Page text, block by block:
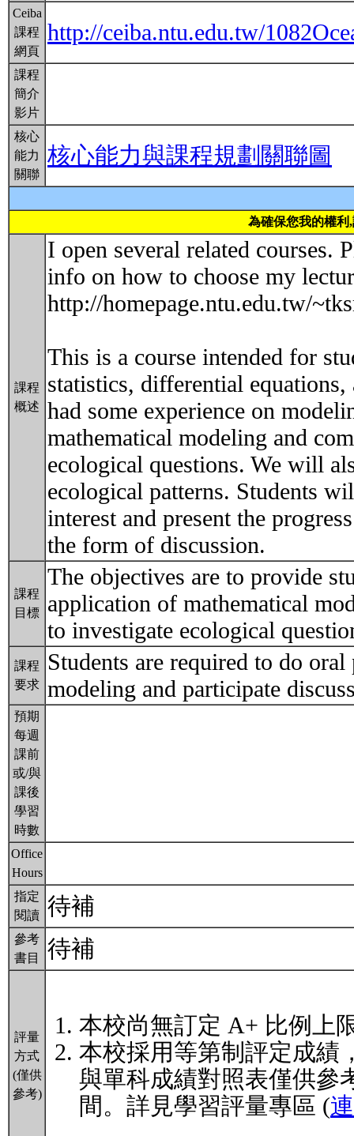
Ceiba
課程
網頁
http://ceiba.ntu.edu.tw/
課程
簡介
影片
核心
能力
關聯
核心能力與課程規劃關聯圖
為確保您我的權利
課程
概述
I open several related courses.
info on how to choose my
http://homepage.ntu.edu.tw/
This is a course intended for
statistics, differential
had some experience on
mathematical modeling and
ecological questions. We will
ecological patterns. Students
interest and present the
the form of discussion.
課程
目標
The objectives are to provide
application of mathematical
to investigate ecological
課程
要求
Students are required to do
modeling and participate
預期
每週
課前
或/與
課後
學習
時數
Office
Hours
指定
閱讀 待補
參考
書目
待補
評量
方式
(僅供
參考)
本校尚無訂定 A+ 比例上
本校採用等第制評定成績
與單科成績對照表僅供參
間。詳見學習評量專區 (